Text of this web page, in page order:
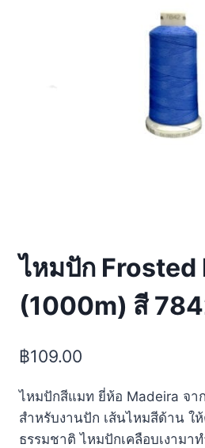
ไหมปัก Frosted
(1000m) สี
฿109.00
ไหมปักสีแมท ยี่ห้อ Madeira จา
สำหรับงานปัก เส้นไหมสีด้าน ใ
ธรรมชาติ ไหมปักเคลือบเงามา